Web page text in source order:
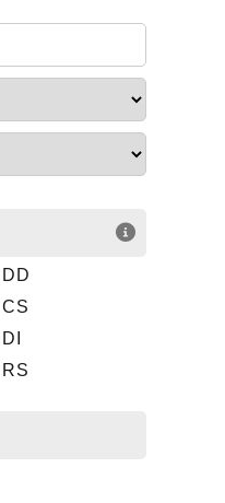
DD
CS
DI
RS